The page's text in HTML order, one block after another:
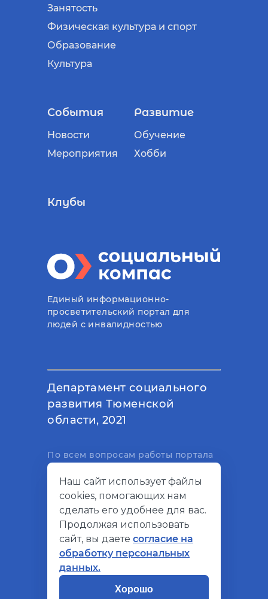
Занятость
Физическая культура и спорт
Образование
Культура
События
Новости
Мероприятия
Развитие
Обучение
Хобби
Клубы
Единый информационно-
просветительский портал для
людей с инвалидностью
Департамент социального
развития Тюменской
области, 2021
По всем вопросам работы портала
электронный адрес
support@socialkompas.ru
© Социальный компас, 2026
Политика конфиденциальности
Наш сайт использует файлы
cookies, помогающих нам
сделать его удобнее для вас.
Продолжая использовать
сайт, вы даете согласие на
обработку персональных
данных.
Хорошо